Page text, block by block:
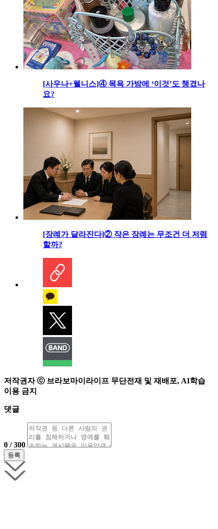
[사우나+웰니스]④ 목욕 가방에 ‘이것’도 챙겼나
요?
[장례가 달라진다]② 작은 장례는 무조건 더 저렴
할까?
저작권자 ⓒ 브라보마이라이프 무단전재 및 재배포, AI학습
이용 금지
댓글
0 / 300